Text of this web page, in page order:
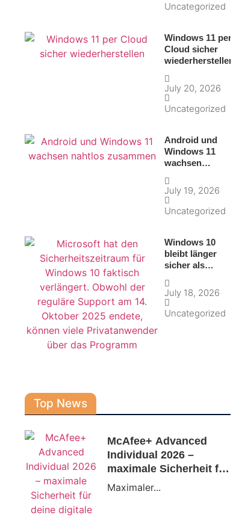
Uncategorized
Windows 11 per
Cloud sicher
wiederherstellen
July 20, 2026
Uncategorized
Android und
Windows 11
wachsen
zusammen
July 19, 2026
Uncategorized
Windows 10
bleibt länger
sicher als
July 18, 2026
Uncategorized
Top News
McAfee+ Advanced
Individual 2026 –
maximale Sicherheit für
deine digitale Freiheit
Maximaler...